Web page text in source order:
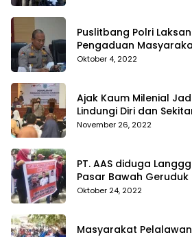
Puslitbang Polri
Pengaduan
Meningkatkan
Oktober 4, 2022
Ajak Kaum Milenial
Lindungi Diri dan
November 26, 2022
PT. AAS diduga
Pasar Bawah Geruduk
Pekanbaru
Oktober 24, 2022
Masyarakat